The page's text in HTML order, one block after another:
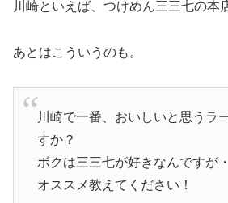
川崎といえば、つけめん三三七の本
あとはこういうのも。
川崎で一番、おいしいと思うラ
すか？
ボクは三三七が好きなんですが
オススメ教えてください！